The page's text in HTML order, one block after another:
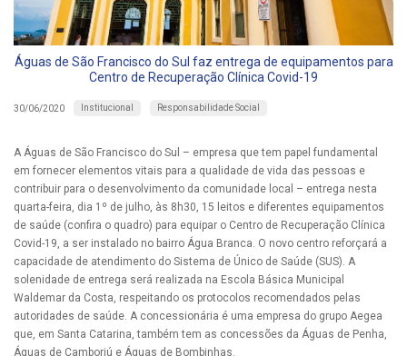
Águas de São Francisco do Sul faz entrega de equipamentos para
Centro de Recuperação Clínica Covid-19
30/06/2020 Institucional Responsabilidade Social
A Águas de São Francisco do Sul – empresa que tem papel fundamental
em fornecer elementos vitais para a qualidade de vida das pessoas e
contribuir para o desenvolvimento da comunidade local – entrega nesta
quarta-feira, dia 1º de julho, às 8h30, 15 leitos e diferentes equipamentos
de saúde (confira o quadro) para equipar o Centro de Recuperação Clínica
Covid-19, a ser instalado no bairro Água Branca. O novo centro reforçará a
capacidade de atendimento do Sistema de Único de Saúde (SUS). A
solenidade de entrega será realizada na Escola Básica Municipal
Waldemar da Costa, respeitando os protocolos recomendados pelas
autoridades de saúde. A concessionária é uma empresa do grupo Aegea
que, em Santa Catarina, também tem as concessões da Águas de Penha,
Águas de Camboriú e Águas de Bombinhas.